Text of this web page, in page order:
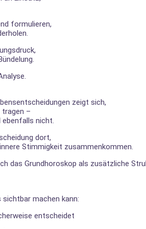
formulieren,
zeigt sich,
tragen –
ebenfalls nicht.
dort,
Stimmigkeit zusammenkommen.
das Grundhoroskop als zusätzliche
sichtbar machen kann:
entscheidet